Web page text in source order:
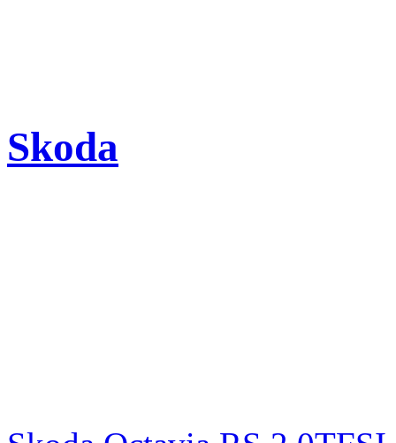
Skoda